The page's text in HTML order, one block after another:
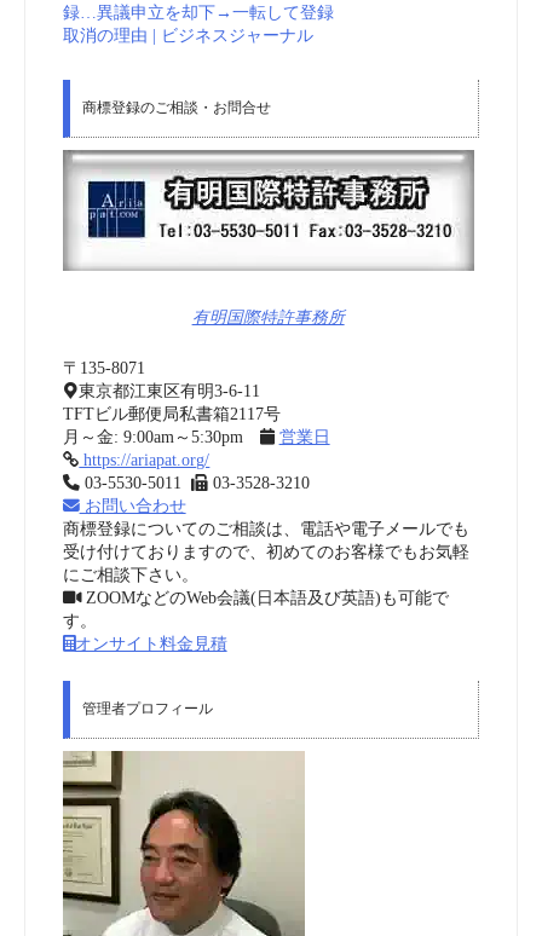
録…異議申立を却下→一転して登録
取消の理由 | ビジネスジャーナル
商標登録のご相談・お問合せ
有明国際特許事務所
〒135-8071
東京都江東区有明3-6-11
TFTビル郵便局私書箱2117号
月～金: 9:00am～5:30pm
営業日
https://ariapat.org/
03-5530-5011
03-3528-3210
お問い合わせ
商標登録についてのご相談は、電話や電子メールでも
受け付けておりますので、初めてのお客様でもお気軽
にご相談下さい。
ZOOMなどのWeb会議(日本語及び英語)も可能で
す。
オンサイト料金見積
管理者プロフィール